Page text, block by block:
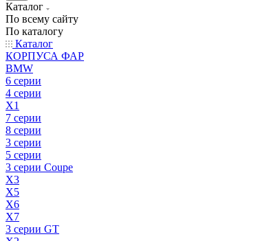
Каталог
По всему сайту
По каталогу
Каталог
КОРПУСА ФАР
BMW
6 серии
4 серии
X1
7 серии
8 серии
3 серии
5 серии
3 серии Coupe
X3
X5
X6
X7
3 серии GT